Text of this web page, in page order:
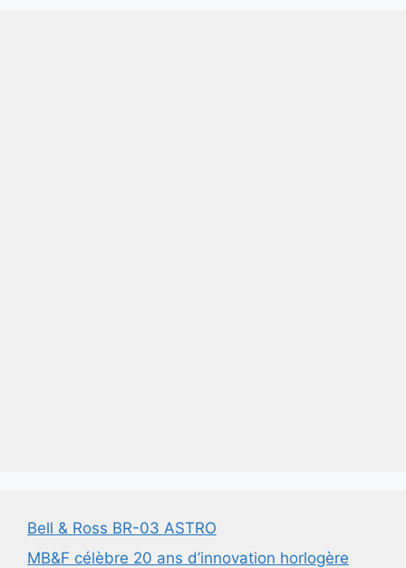
Bell & Ross BR-03 ASTRO
MB&F célèbre 20 ans d’innovation horlogère